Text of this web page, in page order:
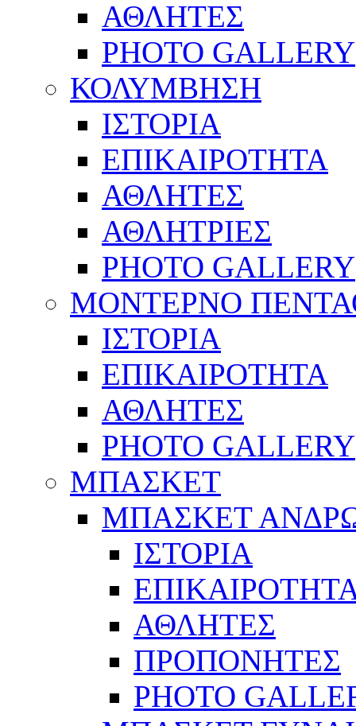
ΑΘΛΗΤΕΣ
PHOTO GALLERY
ΚΟΛΥΜΒΗΣΗ
ΙΣΤΟΡΙΑ
ΕΠΙΚΑΙΡΟΤΗΤΑ
ΑΘΛΗΤΕΣ
ΑΘΛΗΤΡΙΕΣ
PHOTO GALLERY
ΜΟΝΤΕΡΝΟ
ΙΣΤΟΡΙΑ
ΕΠΙΚΑΙΡΟΤΗΤΑ
ΑΘΛΗΤΕΣ
PHOTO GALLERY
ΜΠΑΣΚΕΤ
ΜΠΑΣΚΕΤ
ΙΣΤΟΡΙΑ
ΑΘΛΗΤΕΣ
ΠΡΟΠΟΝΗΤΕΣ
PHOTO